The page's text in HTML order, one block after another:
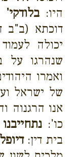
היו:בלודקי'
דוכתא (ב"ב
יכולה
שנהרגו על
ואמרו
של ישראל
אנו הרגנוה
כו':
בית דין: